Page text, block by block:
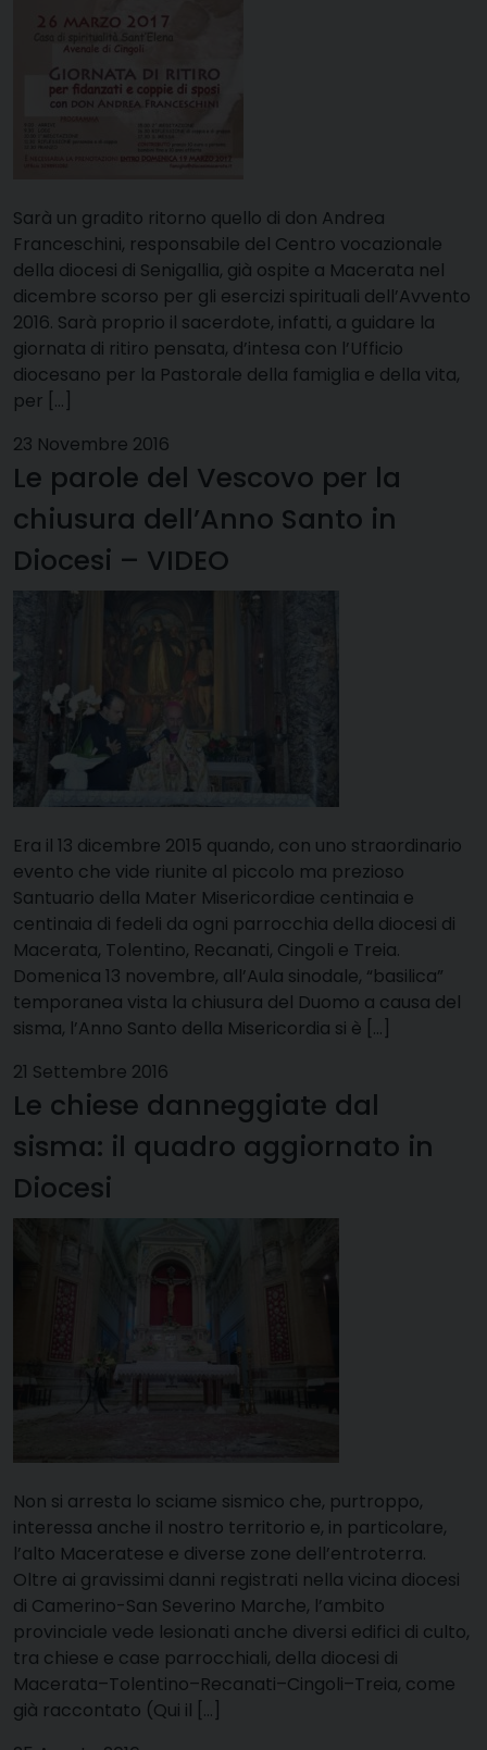
Sarà un gradito ritorno quello di don Andrea
Franceschini, responsabile del Centro vocazionale
della diocesi di Senigallia, già ospite a Macerata nel
dicembre scorso per gli esercizi spirituali dell’Avvento
2016. Sarà proprio il sacerdote, infatti, a guidare la
giornata di ritiro pensata, d’intesa con l’Ufficio
diocesano per la Pastorale della famiglia e della vita,
per […]
23 Novembre 2016
Le parole del Vescovo per la
chiusura dell’Anno Santo in
Diocesi – VIDEO
Era il 13 dicembre 2015 quando, con uno straordinario
evento che vide riunite al piccolo ma prezioso
Santuario della Mater Misericordiae centinaia e
centinaia di fedeli da ogni parrocchia della diocesi di
Macerata, Tolentino, Recanati, Cingoli e Treia.
Domenica 13 novembre, all’Aula sinodale, “basilica”
temporanea vista la chiusura del Duomo a causa del
sisma, l’Anno Santo della Misericordia si è […]
21 Settembre 2016
Le chiese danneggiate dal
sisma: il quadro aggiornato in
Diocesi
Non si arresta lo sciame sismico che, purtroppo,
interessa anche il nostro territorio e, in particolare,
l’alto Maceratese e diverse zone dell’entroterra.
Oltre ai gravissimi danni registrati nella vicina diocesi
di Camerino-San Severino Marche, l’ambito
provinciale vede lesionati anche diversi edifici di culto,
tra chiese e case parrocchiali, della diocesi di
Macerata–Tolentino–Recanati–Cingoli–Treia, come
già raccontato (Qui il […]